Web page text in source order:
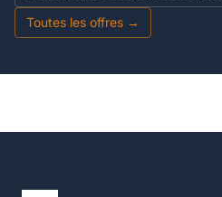
Toutes les offres →